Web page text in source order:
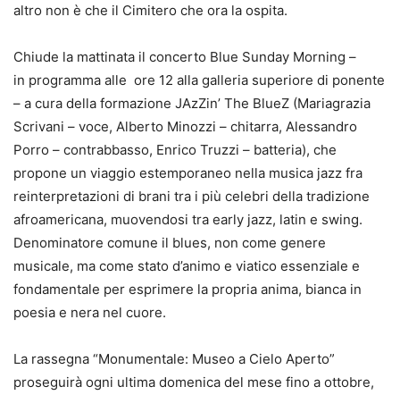
altro non è che il Cimitero che ora la ospita.
Chiude la mattinata il concerto Blue Sunday Morning –
in programma alle ore 12 alla galleria superiore di ponente
– a cura della formazione JAzZin’ The BlueZ (Mariagrazia
Scrivani – voce, Alberto Minozzi – chitarra, Alessandro
Porro – contrabbasso, Enrico Truzzi – batteria), che
propone un viaggio estemporaneo nella musica jazz fra
reinterpretazioni di brani tra i più celebri della tradizione
afroamericana, muovendosi tra early jazz, latin e swing.
Denominatore comune il blues, non come genere
musicale, ma come stato d’animo e viatico essenziale e
fondamentale per esprimere la propria anima, bianca in
poesia e nera nel cuore.
La rassegna “Monumentale: Museo a Cielo Aperto”
proseguirà ogni ultima domenica del mese fino a ottobre,